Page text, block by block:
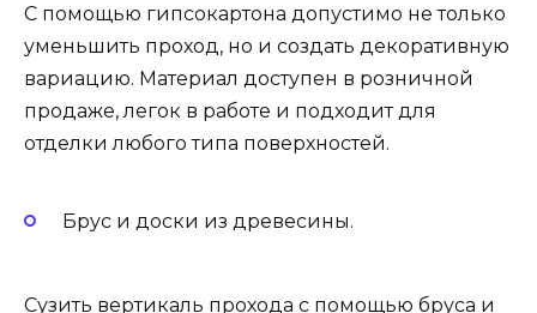
С помощью гипсокартона допустимо не только
уменьшить проход, но и создать декоративную
вариацию. Материал доступен в розничной
продаже, легок в работе и подходит для
отделки любого типа поверхностей.
Брус и доски из древесины.
Сузить вертикаль прохода с помощью бруса и